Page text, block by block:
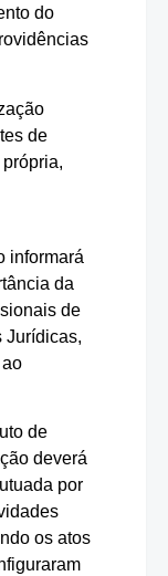
do
de
informará
da
de
Jurídicas,
de
deverá
por
os atos